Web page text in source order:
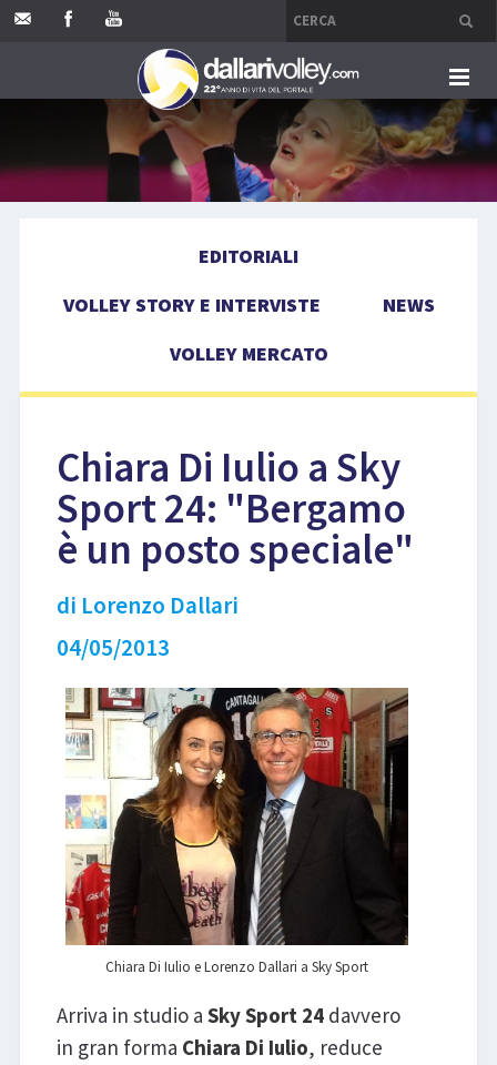
HOME
EVENTI
LIBRI
EDITORIALI
VOLLEY STORY E INTERVISTE
NEWS
VOLLEY MERCATO
Chiara Di Iulio a Sky
Sport 24: "Bergamo
è un posto speciale"
di Lorenzo Dallari
04/05/2013
Chiara Di Iulio e Lorenzo Dallari a Sky Sport
Arriva in studio a Sky Sport 24davvero
in gran forma Chiara Di Iulio, reduce